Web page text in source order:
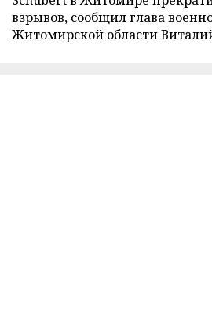
взрывов, сообщил глава
Житомирской области